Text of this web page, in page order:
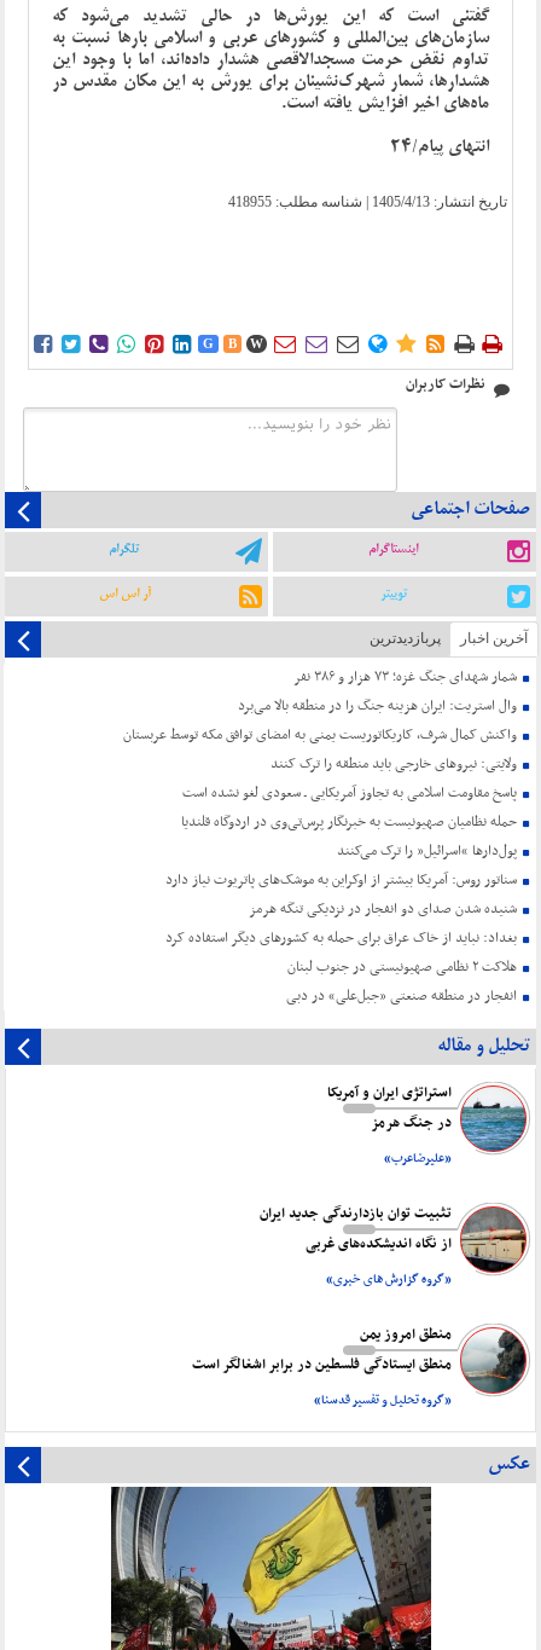
گفتنی است که این یورش‌ها در حالی تشدید می‌شود که
سازمان‌های بین‌المللی و کشورهای عربی و اسلامی بارها نسبت به
تداوم نقض حرمت مسجدالاقصی هشدار داده‌اند، اما با وجود این
هشدارها، شمار شهرک‌نشینان برای یورش به این مکان مقدس در
ماه‌های اخیر افزایش یافته است.
انتهای پیام/24
تاریخ انتشار: 1405/4/13 | شناسه مطلب: 418955
      G B W        
نظرات کاربران
صفحات اجتماعی
اینستاگرام تلگرام
توییتر آر اس اس
آخرین اخبار پربازدیدترین
شمار شهدای جنگ غزه؛ ۷۳ هزار و ۳۸۶ نفر
وال استریت: ایران هزینه جنگ را در منطقه بالا می‌برد
واکنش کمال شرف، کاریکاتوریست یمنی به امضای توافق مکه توسط عربستان
ولایتی: نیروهای خارجی باید منطقه را ترک کنند
پاسخ مقاومت اسلامی به تجاوز آمریکایی ـ سعودی لغو نشده است
حمله نظامیان صهیونیست به خبرنگار پرس‌تی‌وی در اردوگاه قلندیا
پول‌دارها “اسرائیل” را ترک می‌کنند
سناتور روس: آمریکا بیشتر از اوکراین به موشک‌های پاتریوت نیاز دارد
شنیده شدن صدای دو انفجار در نزدیکی تنگه هرمز
بغداد: نباید از خاک عراق برای حمله به کشورهای دیگر استفاده کرد
هلاکت ۲ نظامی صهیونیستی در جنوب لبنان
انفجار در منطقه صنعتی «جبل‌علی» در دبی
تحلیل و مقاله
استراتژی ایران و آمریکا
در جنگ هرمز
«علیرضاعرب»
تثبیت توان بازدارندگی جدید ایران
از نگاه اندیشکده‌های غربی
«گروه گزارش های خبری»
منطق امروز یمن
منطق ایستادگی فلسطین در برابر اشغالگر است
«گروه تحلیل و تفسیر قدسنا»
عکس